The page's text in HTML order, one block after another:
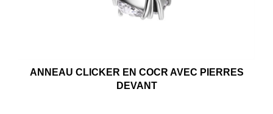
ANNEAU CLICKER EN COCR AVEC PIERRES
DEVANT